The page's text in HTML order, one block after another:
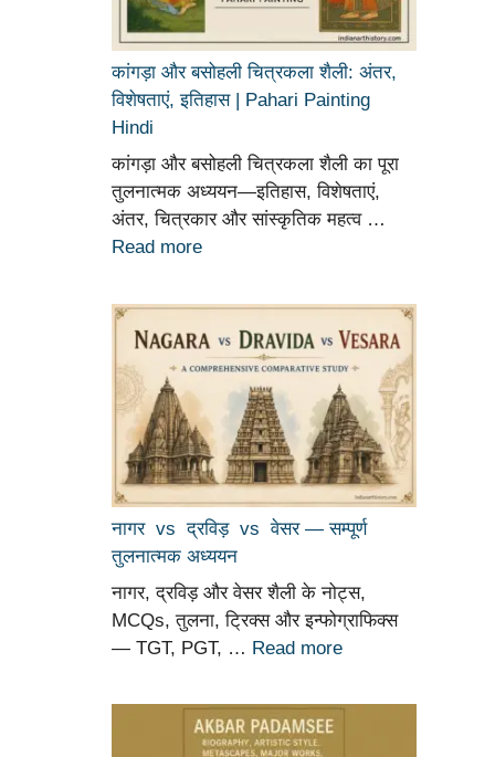
कांगड़ा और बसोहली चित्रकला शैली: अंतर,
विशेषताएं, इतिहास | Pahari Painting
Hindi
कांगड़ा और बसोहली चित्रकला शैली का पूरा
तुलनात्मक अध्ययन—इतिहास, विशेषताएं,
अंतर, चित्रकार और सांस्कृतिक महत्व …
Read more
नागर vs द्रविड़ vs वेसर — सम्पूर्ण
तुलनात्मक अध्ययन
नागर, द्रविड़ और वेसर शैली के नोट्स,
MCQs, तुलना, ट्रिक्स और इन्फोग्राफिक्स
— TGT, PGT, … Read more